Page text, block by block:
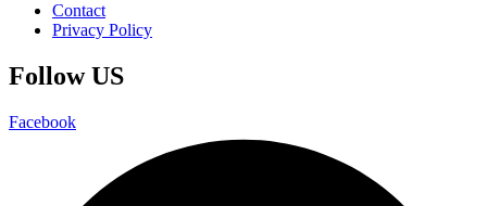
Contact
Privacy Policy
Follow US
Facebook